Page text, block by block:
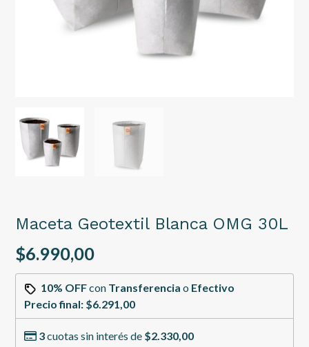
Maceta Geotextil Blanca OMG 30L
$6.990,00
10% OFFcon Transferencia o Efectivo
Precio final: $6.291,00
3cuotas sin interés de $2.330,00